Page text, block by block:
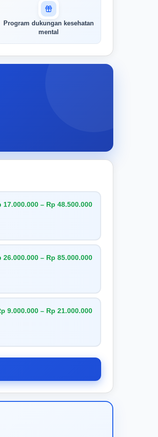
Program dukungan kesehatan
mental
17.000.000 – Rp 48.500.000
26.000.000 – Rp 85.000.000
9.000.000 – Rp 21.000.000